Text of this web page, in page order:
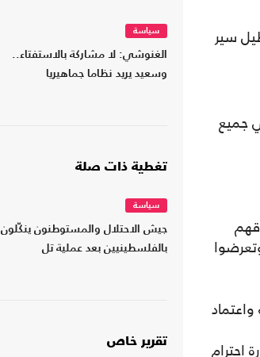
سير
جميع
احترام
سياسة
الغنوشي: لا مشاركة بالاستفتاء..
وسعيد يريد نظاما جماهيريا
تغطية ذات صلة
سياسة
جيش الاحتلال والمستوطنون ينكّلون
بالفلسطينيين بعد عملية تل
تقرير خاص